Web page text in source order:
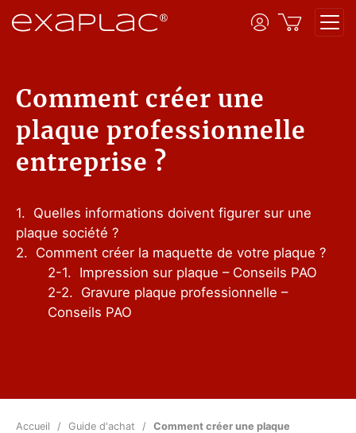
Comment créer une
plaque professionnelle
entreprise ?
1. Quelles informations doivent figurer sur une
plaque société ?
2. Comment créer la maquette de votre plaque ?
2-1. Impression sur plaque – Conseils PAO
2-2. Gravure plaque professionnelle –
Conseils PAO
Accueil Guide d'achat
Comment créer une plaque